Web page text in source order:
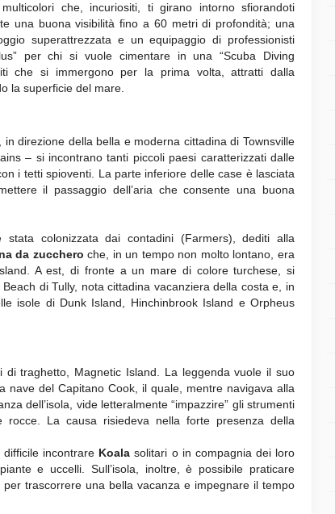
che, incuriositi, ti girano intorno sfiorandoti
una buona visibilità fino a 60 metri di profondità; una
superattrezzata e un equipaggio di professionisti
per chi si vuole cimentare in una “Scuba Diving
che si immergono per la prima volta, attratti dalla
la superficie del mare.
direzione della bella e moderna cittadina di Townsville
– si incontrano tanti piccoli paesi caratterizzati dalle
i tetti spioventi. La parte inferiore delle case è lasciata
il passaggio dell’aria che consente una buona
colonizzata dai contadini (Farmers), dediti alla
da zuccheroche, in un tempo non molto lontano, era
A est, di fronte a un mare di colore turchese, si
di Tully, nota cittadina vacanziera della costa e, in
isole di Dunk Island, Hinchinbrook Island e Orpheus
di traghetto, Magnetic Island. La leggenda vuole il suo
nave del Capitano Cook, il quale, mentre navigava alla
dell’isola, vide letteralmente “impazzire” gli strumenti
rocce. La causa risiedeva nella forte presenza della
incontrare Koala solitari o in compagnia dei loro
e uccelli. Sull’isola, inoltre, è possibile praticare
trascorrere una bella vacanza e impegnare il tempo